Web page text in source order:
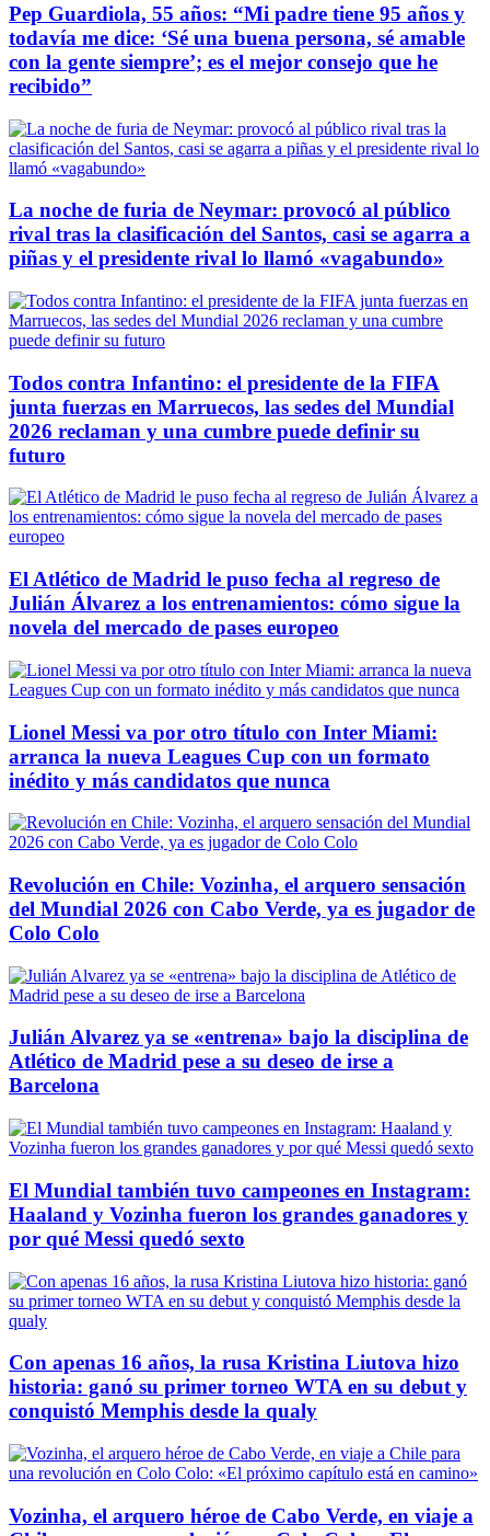
Pep Guardiola, 55 años: “Mi padre tiene 95 años y
todavía me dice: ‘Sé una buena persona, sé amable
con la gente siempre’; es el mejor consejo que he
recibido”
La noche de furia de Neymar: provocó al público
rival tras la clasificación del Santos, casi se agarra a
piñas y el presidente rival lo llamó «vagabundo»
Todos contra Infantino: el presidente de la FIFA
junta fuerzas en Marruecos, las sedes del Mundial
2026 reclaman y una cumbre puede definir su
futuro
El Atlético de Madrid le puso fecha al regreso de
Julián Álvarez a los entrenamientos: cómo sigue la
novela del mercado de pases europeo
Lionel Messi va por otro título con Inter Miami:
arranca la nueva Leagues Cup con un formato
inédito y más candidatos que nunca
Revolución en Chile: Vozinha, el arquero sensación
del Mundial 2026 con Cabo Verde, ya es jugador de
Colo Colo
Julián Alvarez ya se «entrena» bajo la disciplina de
Atlético de Madrid pese a su deseo de irse a
Barcelona
El Mundial también tuvo campeones en Instagram:
Haaland y Vozinha fueron los grandes ganadores y
por qué Messi quedó sexto
Con apenas 16 años, la rusa Kristina Liutova hizo
historia: ganó su primer torneo WTA en su debut y
conquistó Memphis desde la qualy
Vozinha, el arquero héroe de Cabo Verde, en viaje a